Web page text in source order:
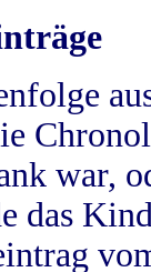
war,
das